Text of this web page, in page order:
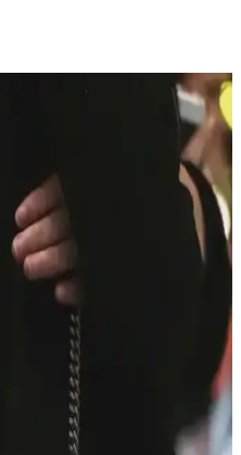
Moda ve
Çantası Seçimi
seçimi, modaya uygunluk,
sunan modellerle günlük
ve malzeme tercihleri
Dayanıklı Deri
Analizi
deri yapısı ve şık
için ideal. İkinci el
yüksek bir seçenek sunar.
ve Stil
Boyutları